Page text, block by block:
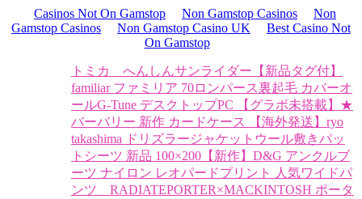
Casinos Not On Gamstop Non Gamstop Casinos
Non
Gamstop Casinos
Non Gamstop Casino UK
Best Casino Not
On Gamstop
トミカ へんしんサンライダー 【新品タグ付】
familiar ファミリア 70ロンパース裏起毛 カバーオ
ールG-Tune デスクトップPC 【グラボ未搭載】 ★
バーバリー 新作 カードケース 【海外発送】 ryo
takashima ドリズラージャケット ウール敷きパッ
トシーツ 新品 100×200 【新作】D&G アンクルブ
ーツ ナイロン レオパードプリント 人気ワイドパ
ンツ RADIATEPORTER×MACKINTOSH ポータ